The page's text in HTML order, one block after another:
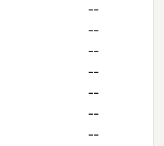
--
--
--
--
--
--
--